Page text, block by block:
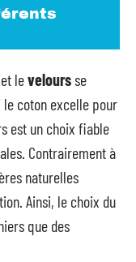
et leveloursse
coton excelle pour
est un choix fiable
Contrairement à
naturelles
Ainsi, le choix du
que des